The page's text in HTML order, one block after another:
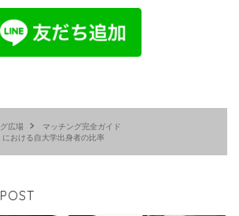
広場
マッチング完全ガイド
における自大学出身者の比率